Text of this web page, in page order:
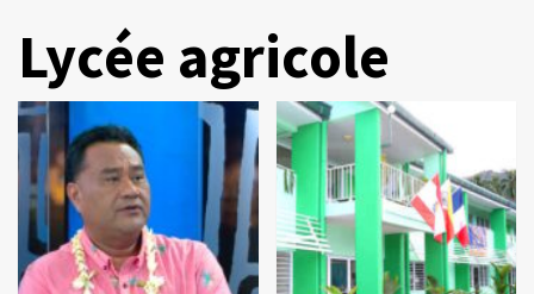
Lycée agricole